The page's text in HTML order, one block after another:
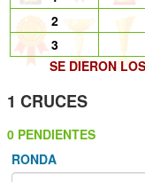
2
3
SE DIERON
1 CRUCES
0 PENDIENTES
RONDA